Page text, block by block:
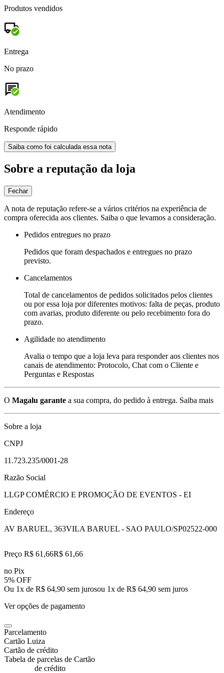
Produtos vendidos
Entrega
No prazo
Atendimento
Responde rápido
Saiba como foi calculada essa nota
Sobre a reputação da loja
Fechar
A nota de reputação refere-se a vários critérios na experiência de
compra oferecida aos clientes. Saiba o que levamos a consideração.
Pedidos entregues no prazo
Pedidos que foram despachados e entregues no prazo
previsto.
Cancelamentos
Total de cancelamentos de pedidos solicitados pelos clientes
ou por essa loja por diferentes motivos: falta de peças, produto
com avarias, produto diferente ou pelo recebimento fora do
prazo.
Agilidade no atendimento
Avalia o tempo que a loja leva para responder aos clientes nos
canais de atendimento: Protocolo, Chat com o Cliente e
Perguntas e Respostas
O Magalu garante a sua compra, do pedido à entrega. Saiba mais
Sobre a loja
CNPJ
11.723.235/0001-28
Razão Social
LLGP COMÉRCIO E PROMOÇÃO DE EVENTOS - EI
Endereço
AV BARUEL, 363VILA BARUEL - SAO PAULO/SP02522-000
Preço R$ 61,66R$ 61 ,66
no Pix
5% OFF
Ou 1x de R$ 64,90 sem jurosou 1x de R$ 64,90 sem juros
Ver opções de pagamento
Parcelamento
Cartão Luiza
Cartão de crédito
Tabela de parcelas de Cartão
de crédito